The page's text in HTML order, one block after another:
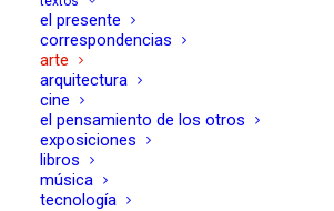
el presente
correspondencias
arte
arquitectura
cine
el pensamiento de los otros
exposiciones
libros
música
tecnología
Soto Mesa, Tercer
Espacio, Madrid,
11/09/2003